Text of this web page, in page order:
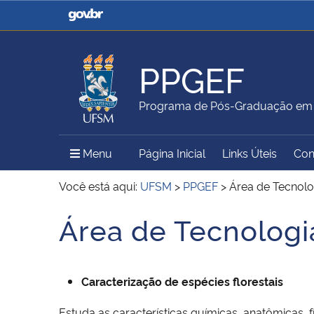
Casa Civil
Ministério da Justiça e
Ministério da Agricultura,
Pecuária e Abastecimento
Ministério da Educação
Ministério do Meio Ambiente Ministério do Turismo
Secretaria de Governo
Gabinete de Segurança
PPGEF
Programa de Pós-Graduação
Menu Menu Principal do Sítio
Página Inicial Links Úteis
Você está aqui: UFSM > PPGEF >Área de
Início do conteúdo
Área de
Caracterização de espécies florestais